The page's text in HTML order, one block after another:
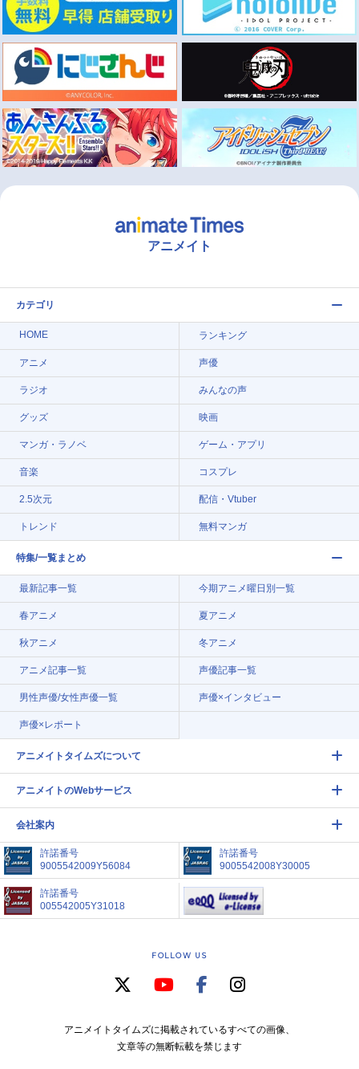
アニメイト
カテゴリ
HOME ランキング
アニメ 声優
ラジオ みんなの声
グッズ 映画
マンガ・ラノベ ゲーム・アプリ
音楽 コスプレ
2.5次元 配信・Vtuber
トレンド 無料マンガ
特集/一覧まとめ
最新記事一覧 今期アニメ曜日別一覧
春アニメ 夏アニメ
秋アニメ 冬アニメ
アニメ記事一覧 声優記事一覧
男性声優/女性声優一覧 声優×インタビュー
声優×レポート
アニメイトタイムズについて
アニメイトのWebサービス
会社案内
許諾番号
9005542009Y56084
許諾番号
9005542008Y30005
許諾番号
005542005Y31018
FOLLOW US
アニメイトタイムズに掲載されているすべての画像、
文章等の無断転載を禁じます